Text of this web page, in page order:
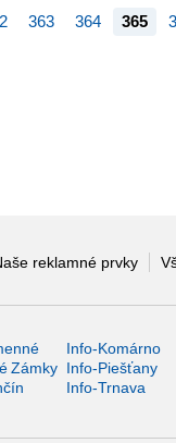
363 364 365
reklamné prvky
Info-Komárno
Zámky Info-Piešťany
Info-Trnava